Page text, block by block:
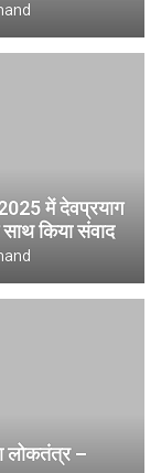
में देवप्रयाग
किया संवाद
लोकतंत्र –